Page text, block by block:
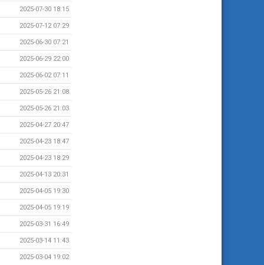
2025-07-30 18:15
2025-07-12 07:29
2025-06-30 07:21
2025-06-29 22:00
2025-06-02 07:11
2025-05-26 21:08
2025-05-26 21:03
2025-04-27 20:47
2025-04-23 18:47
2025-04-23 18:29
2025-04-13 20:31
2025-04-05 19:30
2025-04-05 19:19
2025-03-31 16:49
2025-03-14 11:43
2025-03-04 19:02